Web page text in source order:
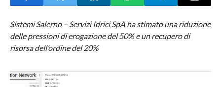
Sistemi Salerno – Servizi Idrici SpA ha stimato una riduzione
delle pressioni di erogazione del 50% e un recupero di
risorsa dell’ordine del 20%